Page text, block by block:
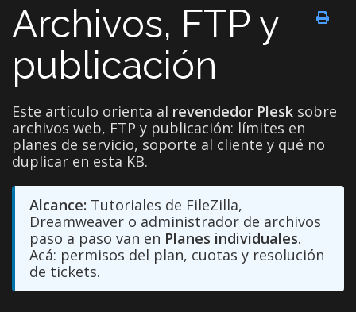
Archivos, FTP y
publicación
Este artículo orienta al revendedor Plesk sobre
archivos web, FTP y publicación: límites en
planes de servicio, soporte al cliente y qué no
duplicar en esta KB.
Alcance: Tutoriales de FileZilla,
Dreamweaver o administrador de archivos
paso a paso van en Planes individuales.
Acá: permisos del plan, cuotas y resolución
de tickets.